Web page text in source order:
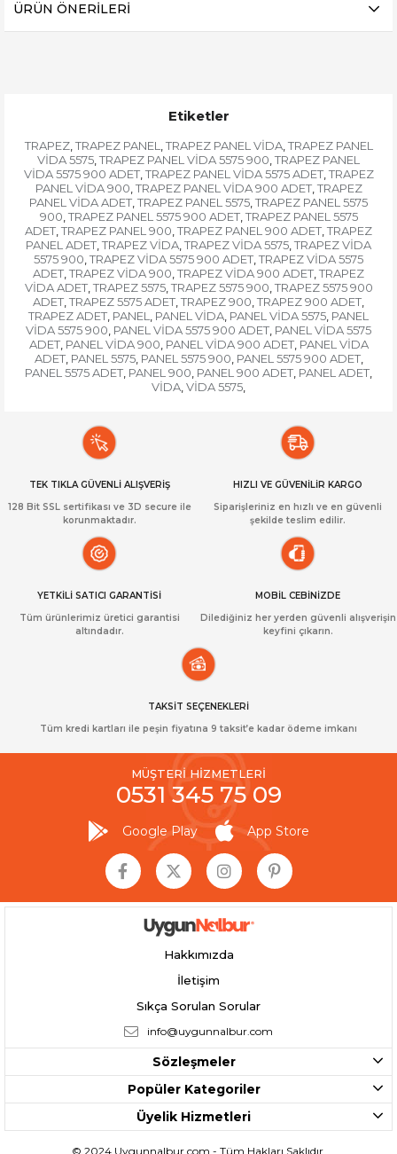
ÜRÜN ÖNERILERI
Etiketler
TRAPEZ, TRAPEZ PANEL , TRAPEZ PANEL VİDA, TRAPEZ PANEL
VİDA 5575, TRAPEZ PANEL VİDA 5575 900, TRAPEZ PANEL
VİDA 5575 900 ADET, TRAPEZ PANEL VİDA 5575 ADET, TRAPEZ
PANEL VİDA 900, TRAPEZ PANEL VİDA 900 ADET, TRAPEZ
PANEL VİDA ADET, TRAPEZ PANEL 5575, TRAPEZ PANEL 5575
900, TRAPEZ PANEL 5575 900 ADET, TRAPEZ PANEL 5575
ADET, TRAPEZ PANEL 900, TRAPEZ PANEL 900 ADET, TRAPEZ
PANEL ADET, TRAPEZ VİDA, TRAPEZ VİDA 5575, TRAPEZ VİDA
5575 900, TRAPEZ VİDA 5575 900 ADET, TRAPEZ VİDA 5575
ADET, TRAPEZ VİDA 900, TRAPEZ VİDA 900 ADET, TRAPEZ
VİDA ADET, TRAPEZ 5575, TRAPEZ 5575 900, TRAPEZ 5575 900
ADET, TRAPEZ 5575 ADET, TRAPEZ 900, TRAPEZ 900 ADET,
TRAPEZ ADET, PANEL , PANEL VİDA, PANEL VİDA 5575, PANEL
VİDA 5575 900, PANEL VİDA 5575 900 ADET, PANEL VİDA 5575
ADET, PANEL VİDA 900, PANEL VİDA 900 ADET, PANEL VİDA
ADET, PANEL 5575, PANEL 5575 900, PANEL 5575 900 ADET,
PANEL 5575 ADET, PANEL 900, PANEL 900 ADET, PANEL ADET,
VİDA, VİDA 5575,
TEK TIKLA GÜVENLİ ALIŞVERİŞ
128 Bit SSL sertifikası ve 3D secure ile
korunmaktadır.
HIZLI VE GÜVENİLİR KARGO
Siparişleriniz en hızlı ve en güvenli
şekilde teslim edilir.
YETKİLİ SATICI GARANTİSİ
Tüm ürünlerimiz üretici garantisi
altındadır.
MOBİL CEBİNİZDE
Dilediğiniz her yerden güvenli alışverişin
keyfini çıkarın.
TAKSİT SEÇENEKLERİ
Tüm kredi kartları ile peşin fiyatına 9 taksit’e kadar ödeme imkanı
MÜŞTERİ HİZMETLERİ
0531 345 75 09
Google Play App Store
Hakkımızda
İletişim
Sıkça Sorulan Sorular
info@uygunnalbur.com
Sözleşmeler
Popüler Kategoriler
Üyelik Hizmetleri
© 2024 Uygunnalbur.com - Tüm Hakları Saklıdır.